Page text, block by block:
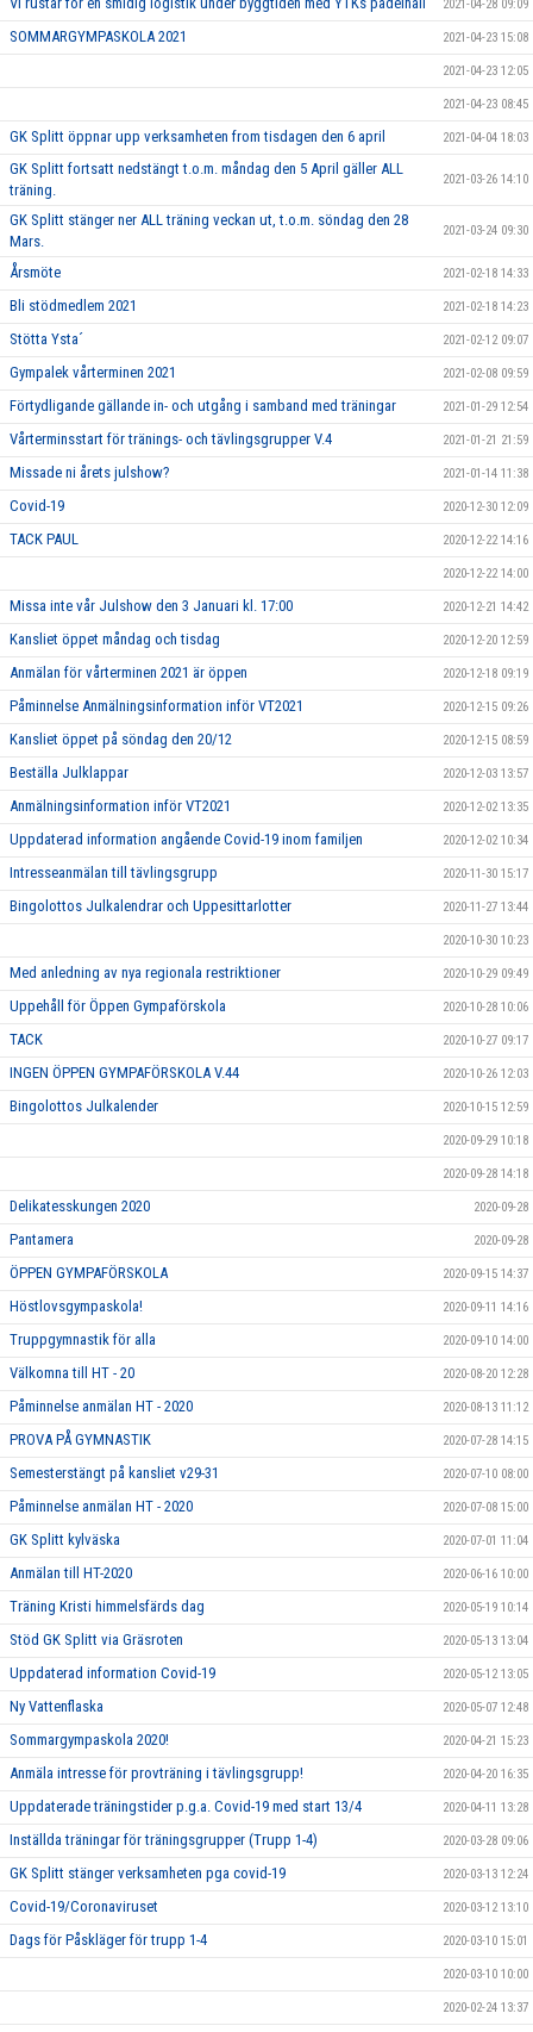
2021-04-28 09:09
SOMMARGYMPASKOLA 2021 2021-04-23 15:08
2021-04-23 12:05
2021-04-23 08:45
GK Splitt öppnar upp verksamheten from tisdagen den 6 april 2021-04-04 18:03
GK Splitt fortsatt nedstängt t.o.m. måndag den 5 April gäller ALL
träning.
2021-03-26 14:10
GK Splitt stänger ner ALL träning veckan ut, t.o.m. söndag den 28
Mars.
2021-03-24 09:30
Årsmöte 2021-02-18 14:33
Bli stödmedlem 2021 2021-02-18 14:23
Stötta Ysta´ 2021-02-12 09:07
Gympalek vårterminen 2021 2021-02-08 09:59
Förtydligande gällande in- och utgång i samband med träningar 2021-01-29 12:54
Vårterminsstart för tränings- och tävlingsgrupper V.4 2021-01-21 21:59
Missade ni årets julshow? 2021-01-14 11:38
Covid-19 2020-12-30 12:09
TACK PAUL 2020-12-22 14:16
2020-12-22 14:00
Missa inte vår Julshow den 3 Januari kl. 17:00 2020-12-21 14:42
Kansliet öppet måndag och tisdag 2020-12-20 12:59
Anmälan för vårterminen 2021 är öppen 2020-12-18 09:19
Påminnelse Anmälningsinformation inför VT2021 2020-12-15 09:26
Kansliet öppet på söndag den 20/12 2020-12-15 08:59
Beställa Julklappar 2020-12-03 13:57
Anmälningsinformation inför VT2021 2020-12-02 13:35
Uppdaterad information angående Covid-19 inom familjen 2020-12-02 10:34
Intresseanmälan till tävlingsgrupp 2020-11-30 15:17
Bingolottos Julkalendrar och Uppesittarlotter 2020-11-27 13:44
2020-10-30 10:23
Med anledning av nya regionala restriktioner 2020-10-29 09:49
Uppehåll för Öppen Gympaförskola 2020-10-28 10:06
TACK 2020-10-27 09:17
INGEN ÖPPEN GYMPAFÖRSKOLA V.44 2020-10-26 12:03
Bingolottos Julkalender 2020-10-15 12:59
2020-09-29 10:18
2020-09-28 14:18
Delikatesskungen 2020 2020-09-28
Pantamera 2020-09-28
ÖPPEN GYMPAFÖRSKOLA 2020-09-15 14:37
Höstlovsgympaskola! 2020-09-11 14:16
Truppgymnastik för alla 2020-09-10 14:00
Välkomna till HT - 20 2020-08-20 12:28
Påminnelse anmälan HT - 2020 2020-08-13 11:12
PROVA PÅ GYMNASTIK 2020-07-28 14:15
Semesterstängt på kansliet v29-31 2020-07-10 08:00
Påminnelse anmälan HT - 2020 2020-07-08 15:00
GK Splitt kylväska 2020-07-01 11:04
Anmälan till HT-2020 2020-06-16 10:00
Träning Kristi himmelsfärds dag 2020-05-19 10:14
Stöd GK Splitt via Gräsroten 2020-05-13 13:04
Uppdaterad information Covid-19 2020-05-12 13:05
Ny Vattenflaska 2020-05-07 12:48
Sommargympaskola 2020! 2020-04-21 15:23
Anmäla intresse för provträning i tävlingsgrupp! 2020-04-20 16:35
Uppdaterade träningstider p.g.a. Covid-19 med start 13/4 2020-04-11 13:28
Inställda träningar för träningsgrupper (Trupp 1-4) 2020-03-28 09:06
GK Splitt stänger verksamheten pga covid-19 2020-03-13 12:24
Covid-19/Coronaviruset 2020-03-12 13:10
Dags för Påskläger för trupp 1-4 2020-03-10 15:01
2020-03-10 10:00
2020-02-24 13:37